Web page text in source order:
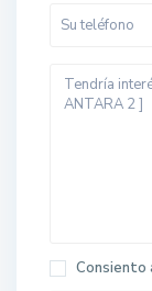
Consiento